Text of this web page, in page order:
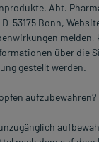
Abt.
53175 Bonn,
melden,
über die
gestellt werden.
aufzubewahren?